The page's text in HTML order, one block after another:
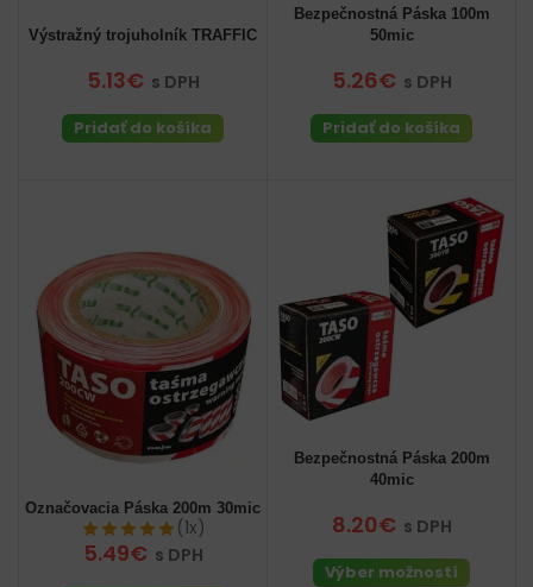
Výstražný trojuholník TRAFFIC
5.13€ s DPH
Pridať do košíka
Bezpečnostná Páska 100m
50mic
5.26€ s DPH
Pridať do košíka
Označovacia Páska 200m 30mic
(1x)
5.49€ s DPH
Bezpečnostná Páska 200m
40mic
8.20€ s DPH
Výber možností